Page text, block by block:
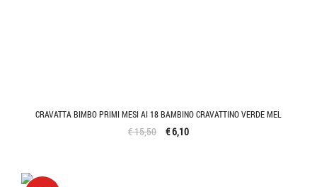
CRAVATTA BIMBO PRIMI MESI AI 18 BAMBINO CRAVATTINO VERDE MEL
€ 15,50 € 6,10